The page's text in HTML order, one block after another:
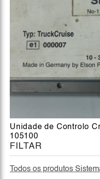
FILTAR
Todos os produtos
Unidade de Controlo
105100